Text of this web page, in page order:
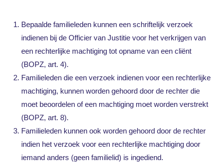
Bepaalde familieleden kunnen een schriftelijk verzoek
indienen bij de Officier van Justitie voor het verkrijgen van
een rechterlijke machtiging tot opname van een cliënt
(BOPZ, art. 4).
Familieleden die een verzoek indienen voor een rechterlijke
machtiging, kunnen worden gehoord door de rechter die
moet beoordelen of een machtiging moet worden verstrekt
(BOPZ, art. 8).
Familieleden kunnen ook worden gehoord door de rechter
indien het verzoek voor een rechterlijke machtiging door
iemand anders (geen familielid) is ingediend.